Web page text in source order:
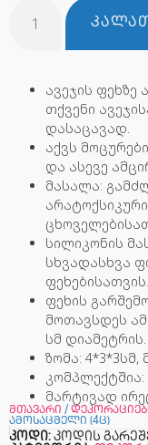
ავეჯის ფეხზე
თქვენი
დასაცავად.
აქვს
და ასევე
მასალა:
სილიკონის
სხვადასხვა
ფეხებისათვის.
ფეხის
მოთავსდეს
სმ დიამეტრის.
ზომა: 4*3*3სმ,
კომპლექტშია:
მარტივად
მთავარი /
ამოსაცმელი (4ც)
კოდი: კოდის